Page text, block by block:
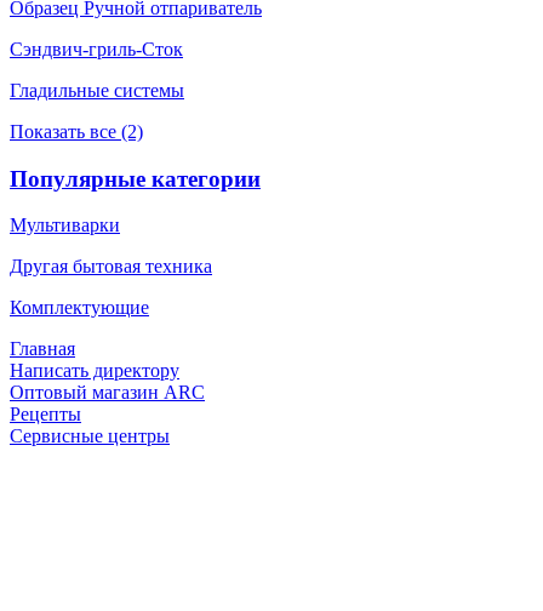
Образец Ручной отпариватель
Сэндвич-гриль-Сток
Гладильные системы
Показать все (2)
Популярные категории
Мультиварки
Другая бытовая техника
Комплектующие
Главная
Написать директору
Оптовый магазин ARC
Рецепты
Сервисные центры